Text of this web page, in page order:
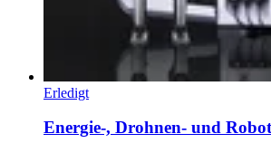
Erledigt
Energie-, Drohnen- und